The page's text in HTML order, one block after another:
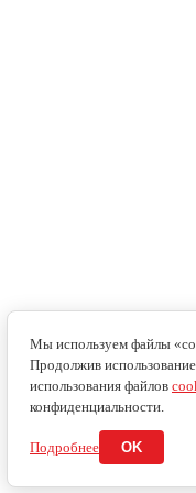
Мы используем файлы
Продолжив
использования файлов
конфиденциальности.
Подробнее OK